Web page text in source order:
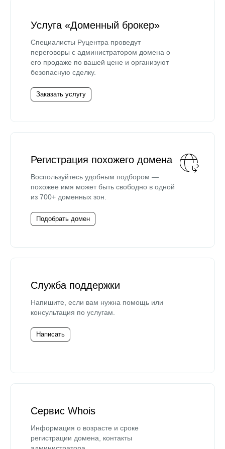
Услуга «Доменный брокер»
Специалисты Руцентра проведут
переговоры с администратором домена о
его продаже по вашей цене и организуют
безопасную сделку.
Заказать услугу
Регистрация похожего домена
Воспользуйтесь удобным подбором —
похожее имя может быть свободно в одной
из 700+ доменных зон.
Подобрать домен
Служба поддержки
Напишите, если вам нужна помощь или
консультация по услугам.
Написать
Сервис Whois
Информация о возрасте и сроке
регистрации домена, контакты